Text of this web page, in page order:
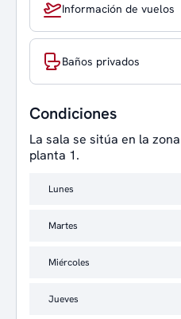
Información de vuelos
Baños privados
Condiciones
La sala se sitúa en la
planta 1.
Lunes
Martes
Miércoles
Jueves